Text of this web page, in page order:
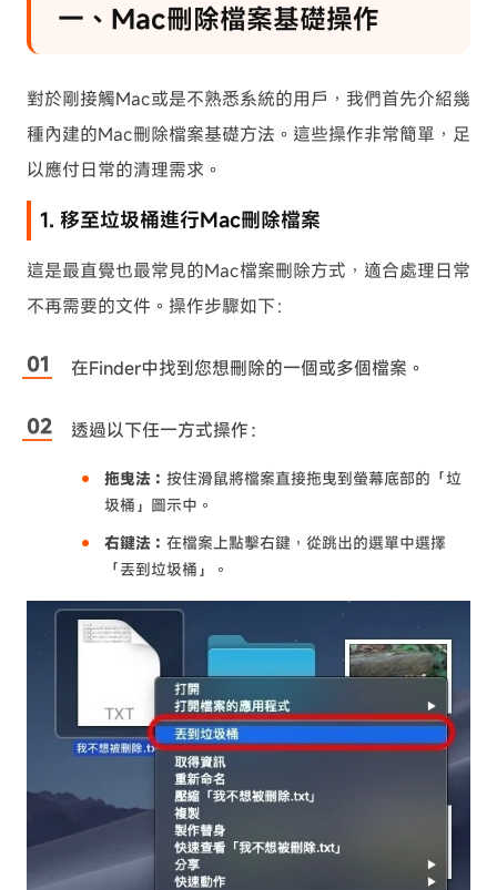
一、Mac刪除檔案基礎操作
對於剛接觸Mac或是不熟悉系統的用戶，我們首先介紹幾
種內建的Mac刪除檔案基礎方法。這些操作非常簡單，足
以應付日常的清理需求。
1. 移至垃圾桶進行Mac刪除檔案
這是最直覺也最常見的Mac檔案刪除方式，適合處理日常
不再需要的文件。操作步驟如下：
在Finder中找到您想刪除的一個或多個檔案。
透過以下任一方式操作：
拖曳法： 按住滑鼠將檔案直接拖曳到螢幕底部的「垃
圾桶」圖示中。
右鍵法： 在檔案上點擊右鍵，從跳出的選單中選擇
「丟到垃圾桶」。